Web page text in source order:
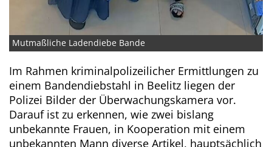
Mutmaßliche Ladendiebe Bande
Im Rahmen kriminalpolizeilicher Ermittlungen zu
einem Bandendiebstahl in Beelitz liegen der
Polizei Bilder der Überwachungskamera vor.
Darauf ist zu erkennen, wie zwei bislang
unbekannte Frauen, in Kooperation mit einem
unbekannten Mann diverse Artikel, hauptsächlich